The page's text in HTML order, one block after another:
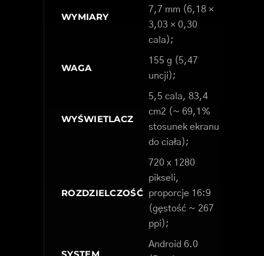
WYMIARY
7,7 mm (6,18 ×
3,03 × 0,30
cala);
WAGA
155 g (5,47
uncji);
WYŚWIETLACZ
5,5 cala, 83,4
cm2 (~ 69,1%
stosunek ekranu
do ciała);
ROZDZIELCZOŚĆ
720 x 1280
pikseli,
proporcje 16:9
(gęstość ~ 267
ppi);
Android 6.0